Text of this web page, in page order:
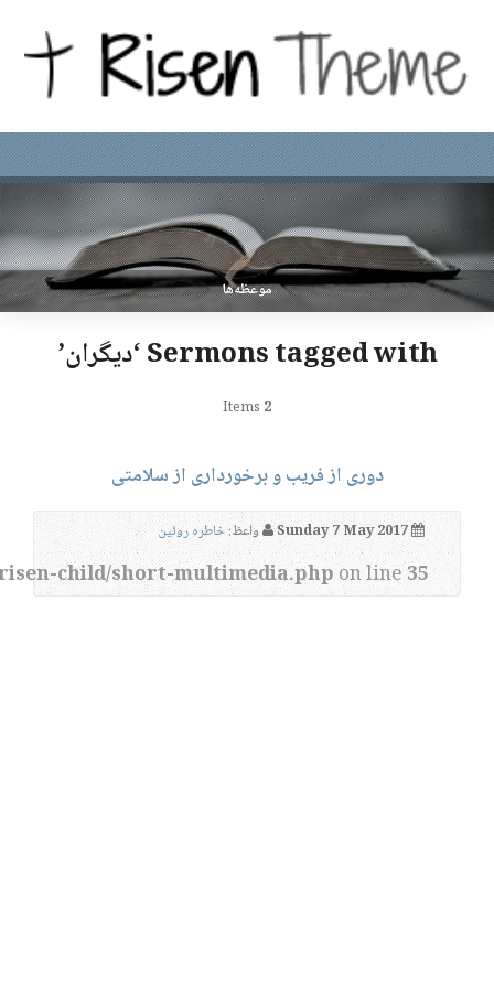
موعظه‌ها
Sermons tagged with ‘دیگران’
2
دوری از فریب و برخورداری از سلامتی
Sunday 7 May 2017 واعظ:خاطره روئین
child/short-multimedia.php on line35